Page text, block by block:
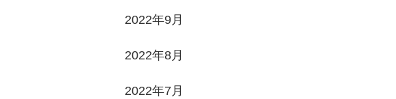
2022年9月
2022年8月
2022年7月